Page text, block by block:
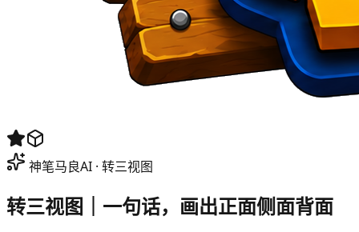
神笔马良AI · 转三视图
转三视图 ｜一句话，画出正面侧面背面